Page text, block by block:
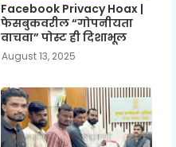
Facebook Privacy Hoax |
फेसबुकवरील “गोपनीयता
वाचवा” पोस्ट ही दिशाभूल
August 13, 2025